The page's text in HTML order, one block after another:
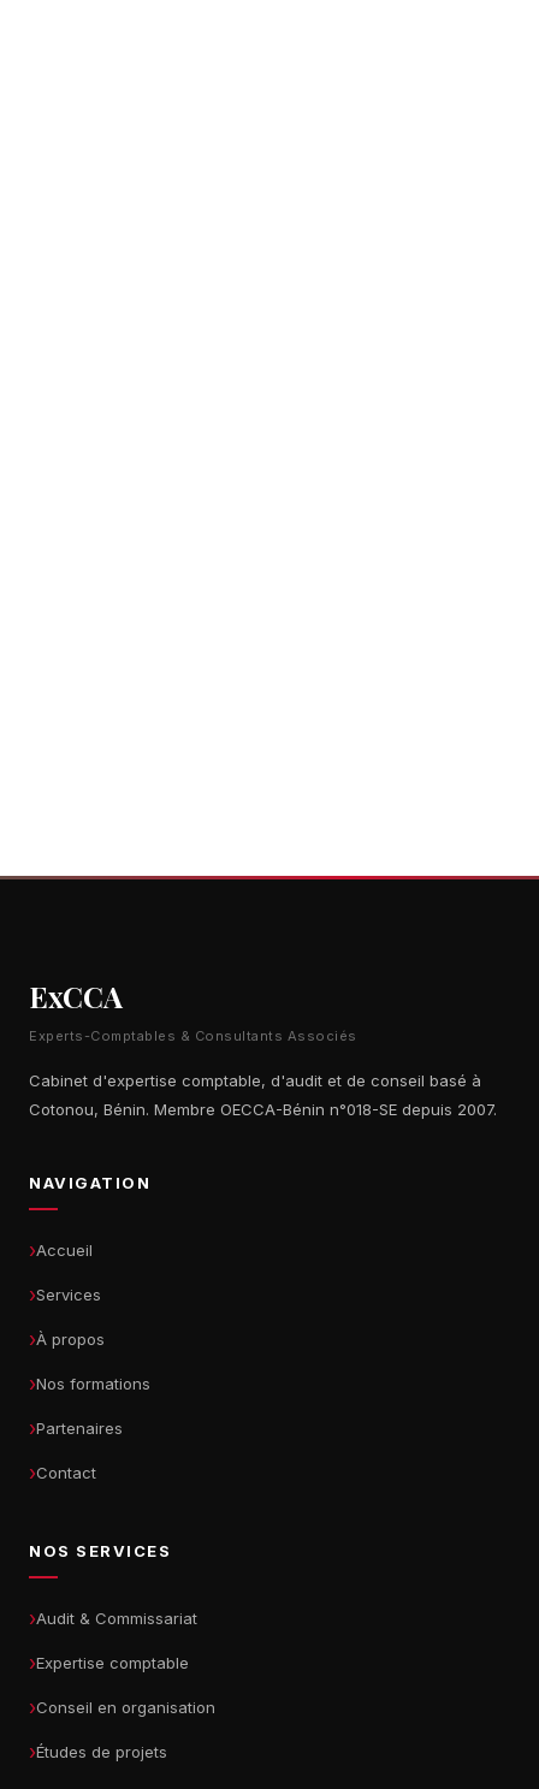
ExCCA
Experts-Comptables & Consultants Associés
Cabinet d'expertise comptable, d'audit et de conseil basé à
Cotonou, Bénin. Membre OECCA-Bénin n°018-SE depuis 2007.
NAVIGATION
Accueil
Services
À propos
Nos formations
Partenaires
Contact
NOS SERVICES
Audit & Commissariat
Expertise comptable
Conseil en organisation
Études de projets